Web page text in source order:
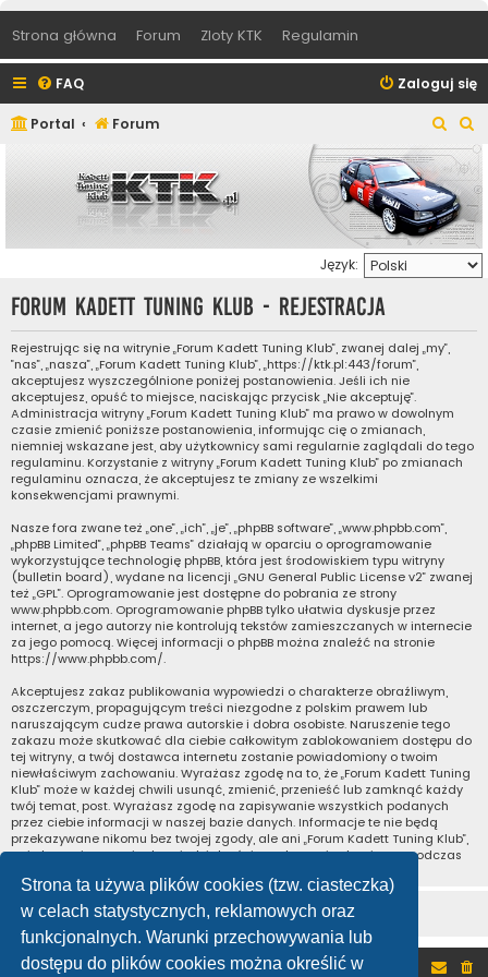
Strona ta używa plików cookies (tzw. ciasteczka)
w celach statystycznych, reklamowych oraz
funkcjonalnych. Warunki przechowywania lub
dostępu do plików cookies można określić w
Strona główna Forum Zloty KTK Regulamin
FAQ Zaloguj się
Portal Forum
z
u
k
j
z
u
k
a
Język:
Forum Kadett Tuning Klub - Rejestracja
Rejestrując się na witrynie „Forum Kadett Tuning Klub”, zwanej dalej „my”,
”nas”, „nasza”, „Forum Kadett Tuning Klub”, „https://ktk.pl:443/forum”,
akceptujesz wyszczególnione poniżej postanowienia. Jeśli ich nie
akceptujesz, opuść to miejsce, naciskając przycisk „Nie akceptuję”.
Administracja witryny „Forum Kadett Tuning Klub” ma prawo w dowolnym
czasie zmienić poniższe postanowienia, informując cię o zmianach,
niemniej wskazane jest, aby użytkownicy sami regularnie zaglądali do tego
regulaminu. Korzystanie z witryny „Forum Kadett Tuning Klub” po zmianach
regulaminu oznacza, że akceptujesz te zmiany ze wszelkimi
konsekwencjami prawnymi.
Nasze fora zwane też „one”, „ich”, „je”, „phpBB software”, „www.phpbb.com”,
„phpBB Limited”, „phpBB Teams” działają w oparciu o oprogramowanie
wykorzystujące technologię phpBB, która jest środowiskiem typu witryny
(bulletin board), wydane na licencji „GNU General Public License v2” zwanej
też „GPL”. Oprogramowanie jest dostępne do pobrania ze strony
www.phpbb.com. Oprogramowanie phpBB tylko ułatwia dyskusje przez
internet, a jego autorzy nie kontrolują tekstów zamieszczanych w internecie
za jego pomocą. Więcej informacji o phpBB można znaleźć na stronie
https://www.phpbb.com/.
Akceptujesz zakaz publikowania wypowiedzi o charakterze obraźliwym,
oszczerczym, propagującym treści niezgodne z polskim prawem lub
naruszającym cudze prawa autorskie i dobra osobiste. Naruszenie tego
zakazu może skutkować dla ciebie całkowitym zablokowaniem dostępu do
tej witryny, a twój dostawca internetu zostanie powiadomiony o twoim
niewłaściwym zachowaniu. Wyrażasz zgodę na to, że „Forum Kadett Tuning
Klub” może w każdej chwili usunąć, zmienić, przenieść lub zamknąć każdy
twój temat, post. Wyrażasz zgodę na zapisywanie wszystkich podanych
przez ciebie informacji w naszej bazie danych. Informacje te nie będą
przekazywane nikomu bez twojej zgody, ale ani „Forum Kadett Tuning Klub”,
ani phpBB nie ponosi odpowiedzialności za włamania do witryny, podczas
Portal Forum